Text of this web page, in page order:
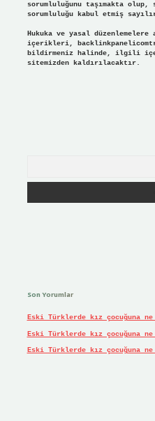
sorumluluğunu taşımakta
sorumluluğu kabul etmiş
Hukuka ve yasal düzenlemelere
içerikleri,
bildirmeniz halinde, ilgili
sitemizden kaldırılacaktır.
Son Yorumlar
Eski Türklerde kız çocuğuna
Eski Türklerde kız çocuğuna
Eski Türklerde kız çocuğuna